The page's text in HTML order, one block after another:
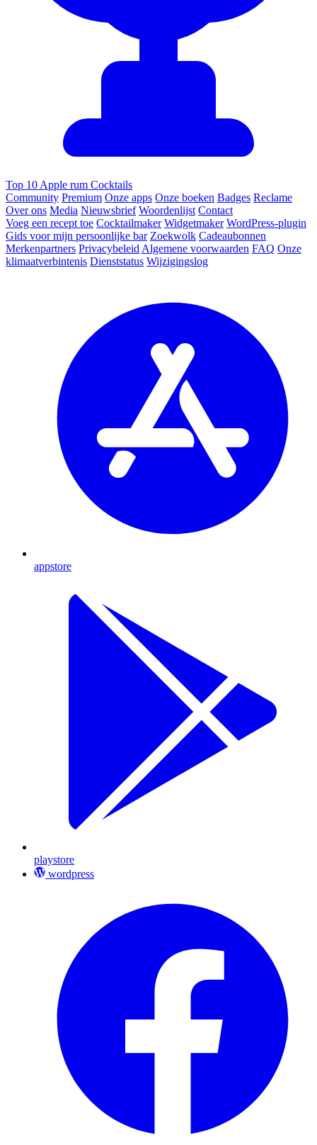
Top 10 Apple rum Cocktails
Community Premium Onze apps Onze boeken Badges Reclame
Over ons Media Nieuwsbrief Woordenlijst Contact
Voeg een recept toe Cocktailmaker Widgetmaker WordPress-plugin
Gids voor mijn persoonlijke bar Zoekwolk Cadeaubonnen
Merkenpartners Privacybeleid Algemene voorwaarden FAQ Onze
klimaatverbintenis Dienststatus Wijzigingslog
appstore
playstore
wordpress